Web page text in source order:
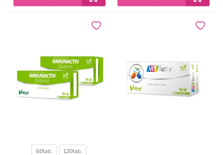
60tab. 120tab.
Dodaj do ulubionych Dodaj